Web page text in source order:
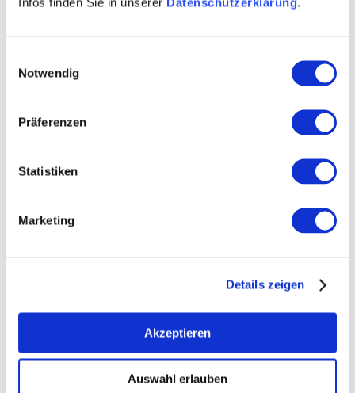
Notwendig
Präferenzen
Statistiken
Marketing
Details zeigen
Akzeptieren
Auswahl erlauben
Weitere Veranstaltungen in der Nähe
Hofausschank Weingut Kirchberg-Hof
Stein-Bockenheim